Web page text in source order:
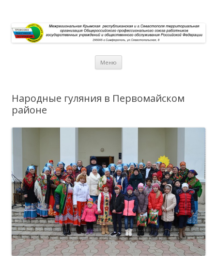
Меню
Народные гуляния в Первомайском
районе